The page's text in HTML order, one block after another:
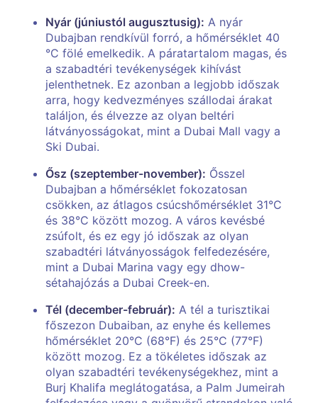
Nyár (júniustól augusztusig): A nyár
Dubajban rendkívül forró, a hőmérséklet 40
°C fölé emelkedik. A páratartalom magas, és
a szabadtéri tevékenységek kihívást
jelenthetnek. Ez azonban a legjobb időszak
arra, hogy kedvezményes szállodai árakat
találjon, és élvezze az olyan beltéri
látványosságokat, mint a Dubai Mall vagy a
Ski Dubai.
Ősz (szeptember-november): Ősszel
Dubajban a hőmérséklet fokozatosan
csökken, az átlagos csúcshőmérséklet 31°C
és 38°C között mozog. A város kevésbé
zsúfolt, és ez egy jó időszak az olyan
szabadtéri látványosságok felfedezésére,
mint a Dubai Marina vagy egy dhow-
sétahajózás a Dubai Creek-en.
Tél (december-február): A tél a turisztikai
főszezon Dubaiban, az enyhe és kellemes
hőmérséklet 20°C (68°F) és 25°C (77°F)
között mozog. Ez a tökéletes időszak az
olyan szabadtéri tevékenységekhez, mint a
Burj Khalifa meglátogatása, a Palm Jumeirah